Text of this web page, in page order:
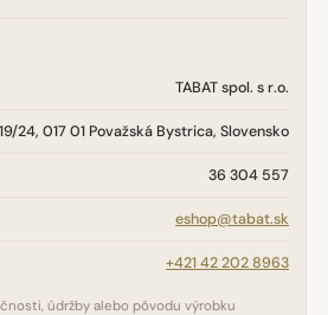
TABAT spol. s r.o.
24, 017 01 Považská Bystrica, Slovensko
36 304 557
eshop@tabat.sk
+421 42 202 8963
údržby alebo pôvodu výrobku